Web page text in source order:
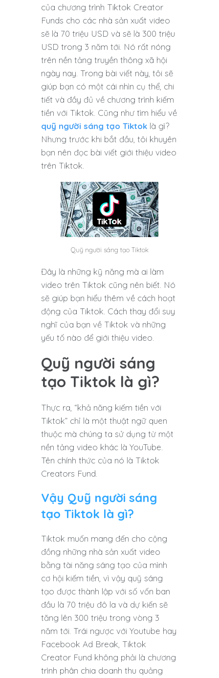
của chương trình Tiktok Creator
Funds cho các nhà sản xuất video
sẽ là 70 triệu USD và sẽ là 300 triệu
USD trong 3 năm tới. Nó rất nóng
trên nền tảng truyền thông xã hội
ngày nay. Trong bài viết này, tôi sẽ
giúp bạn có một cái nhìn cụ thể, chi
tiết và đầy đủ về chương trình kiếm
tiền với Tiktok. Cũng như tìm hiểu về
quỹ người sáng tạo Tiktok là gì?
Nhưng trước khi bắt đầu, tôi khuyên
bạn nên đọc bài viết giới thiệu video
trên Tiktok.
Quỹ người sáng tạo Tiktok
Đây là những kỹ năng mà ai làm
video trên Tiktok cũng nên biết. Nó
sẽ giúp bạn hiểu thêm về cách hoạt
động của Tiktok. Cách thay đổi suy
nghĩ của bạn về Tiktok và những
yếu tố nào để giới thiệu video.
Quỹ người sáng
tạo Tiktok là gì?
Thực ra, “khả năng kiếm tiền với
Tiktok” chỉ là một thuật ngữ quen
thuộc mà chúng ta sử dụng từ một
nền tảng video khác là YouTube.
Tên chính thức của nó là Tiktok
Creators Fund.
Vậy Quỹ người sáng
tạo Tiktok là gì?
Tiktok muốn mang đến cho cộng
đồng những nhà sản xuất video
bằng tài năng sáng tạo của mình
cơ hội kiếm tiền, vì vậy quỹ sáng
tạo được thành lập với số vốn ban
đầu là 70 triệu đô la và dự kiến ​​sẽ
tăng lên 300 triệu trong vòng 3
năm tới. Trái ngược với Youtube hay
Facebook Ad Break, Tiktok
Creator Fund không phải là chương
trình phân chia doanh thu quảng